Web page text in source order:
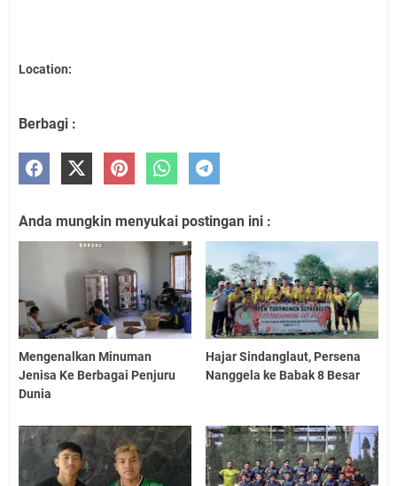
Location:
Berbagi :
Anda mungkin menyukai postingan ini :
Mengenalkan Minuman
Jenisa Ke Berbagai Penjuru
Dunia
Hajar Sindanglaut, Persena
Nanggela ke Babak 8 Besar